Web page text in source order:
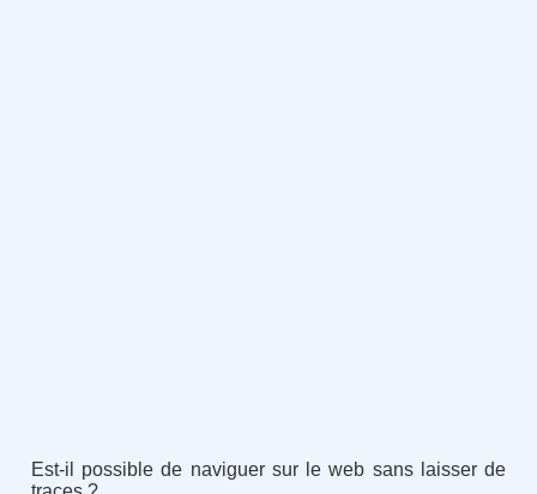
Est-il possible de naviguer sur le web sans laisser de